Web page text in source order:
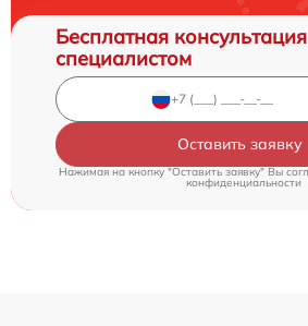
Бесплатная
специалистом
Оставить заявку
Нажимая на кнопку "Оставить заявку" Вы
конфиденциальности